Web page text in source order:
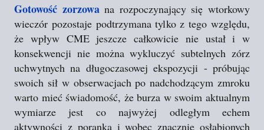
Gotowość zorzowana rozpoczynający się wtorkowy
wieczór pozostaje podtrzymana tylko z tego względu,
że wpływ CME jeszcze całkowicie nie ustał i w
konsekwencji nie można wykluczyć subtelnych zórz
uchwytnych na długoczasowej ekspozycji - próbując
swoich sił w obserwacjach po nadchodzącym zmroku
warto mieć świadomość, że burza w swoim aktualnym
wymiarze jest co najwyżej odległym echem
aktywności z poranka i wobec znacznie osłabionych